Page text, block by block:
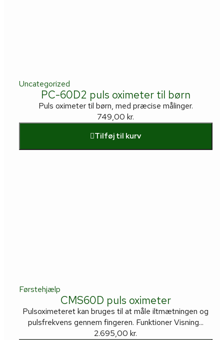
Uncategorized
PC-60D2 puls oximeter til børn
Puls oximeter til børn, med præcise målinger.
749,00kr.
Tilføj til kurv
Førstehjælp
CMS60D puls oximeter
Pulsoximeteret kan bruges til at måle iltmætningen og
pulsfrekvens gennem fingeren. Funktioner Visning...
2.695,00kr.